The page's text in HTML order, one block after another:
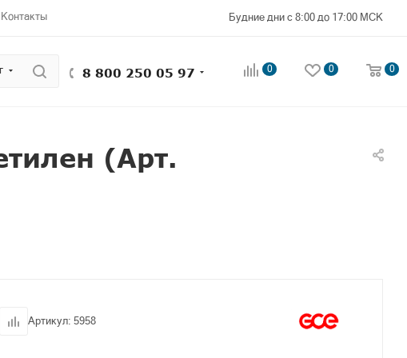
Контакты Будние дни с 8:00 до 17:00 МСК
8 800 250 05 97 0 0 0
(Арт.
Артикул: 5958